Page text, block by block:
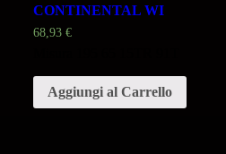
CONTINENTAL WI
68,93 €
Aggiungi al Carrello